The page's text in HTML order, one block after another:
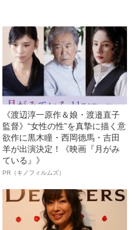
《渡辺淳一原作＆娘・渡邉直子
監督》“女性の性”を真摯に描く意
欲作に黒木瞳・西岡德馬・吉田
羊が出演決定！《映画『月がみ
ている』》
PR（キノフィルムズ）